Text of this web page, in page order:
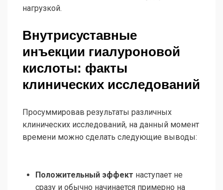
нагрузкой.
Внутрисуставные
инъекции гиалуроновой
кислоты: факты
клинических исследований
Просуммировав результаты различных
клинических исследований, на данный момент
времени можно сделать следующие выводы:
Положительный эффект наступает не
сразу и обычно начинается примерно на